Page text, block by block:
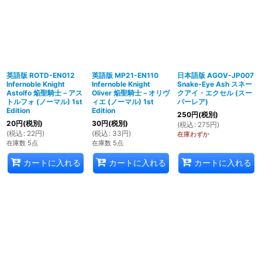
英語版 ROTD-EN012
Infernoble Knight
Astolfo 焔聖騎士－アス
トルフォ (ノーマル) 1st
Edition
20円(税別)
(税込 : 22円)
在庫数 5点
カートに入れる
英語版 MP21-EN110
Infernoble Knight
Oliver 焔聖騎士－オリヴ
ィエ (ノーマル) 1st
Edition
30円(税別)
(税込 : 33円)
在庫数 5点
カートに入れる
日本語版 AGOV-JP007
Snake-Eye Ash スネー
クアイ・エクセル (スー
パーレア)
250円(税別)
(税込 : 275円)
在庫わずか
カートに入れる